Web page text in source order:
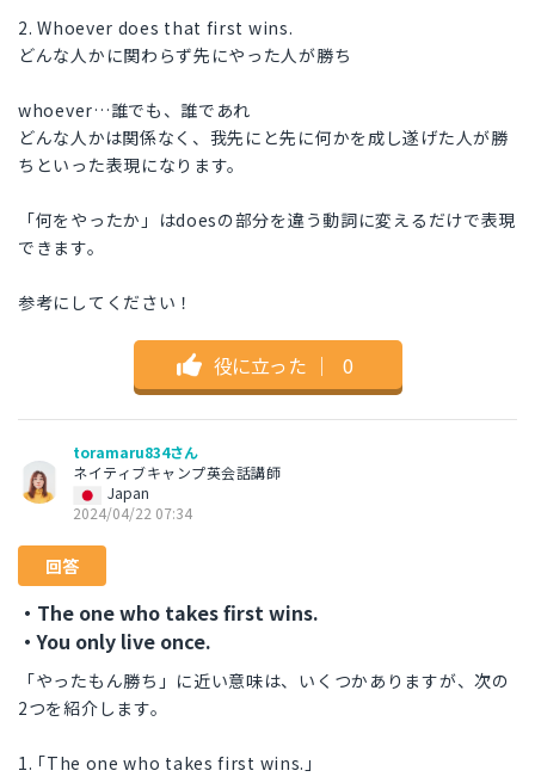
2. Whoever does that first wins.
どんな人かに関わらず先にやった人が勝ち
whoever…誰でも、誰であれ
どんな人かは関係なく、我先にと先に何かを成し遂げた人が勝
ちといった表現になります。
「何をやったか」はdoesの部分を違う動詞に変えるだけで表現
できます。
参考にしてください！
役に立った ｜ 0
toramaru834さん
ネイティブキャンプ英会話講師
Japan
2024/04/22 07:34
回答
・The one who takes first wins.
・You only live once.
「やったもん勝ち」に近い意味は、いくつかありますが、次の
2つを紹介します。
1. ｢The one who takes first wins.｣